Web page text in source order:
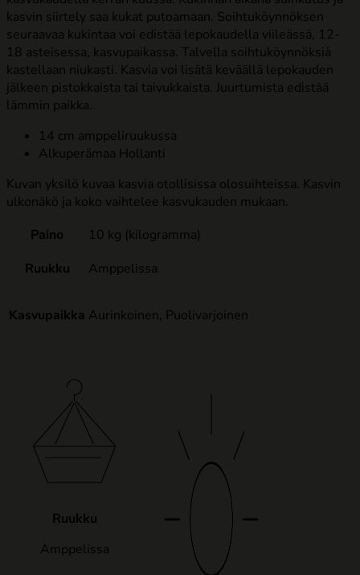
kasvin siirtely saa kukat putoamaan. Soihtuköynnöksen
seuraavaa kukintaa voi edistää lepokaudella viileässä, 12-
18 asteisessa, kasvupaikassa. Talvella soihtuköynnöksiä
kastellaan niukasti. Kasvia voi lisätä keväällä lepokauden
jälkeen pistokkaista tai taivukkaista. Juurtumista edistää
lämmin paikka.
14 cm amppeliruukussa
Alkuperämaa Hollanti
Kuvan yksilö kuvaa kasvia otollisissa olosuihteissa. Kasvin
ulkonäkö ja koko vaihtelee kasvukauden mukaan.
Paino
10 kg (kilogramma)
Ruukku
Amppelissa
Kasvupaikka Aurinkoinen, Puolivarjoinen
Ruukku
Amppelissa